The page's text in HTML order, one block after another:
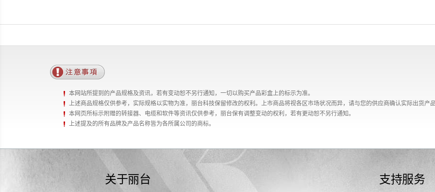
本网站所提到的产品规格及资讯，若有变动恕不另行通知，一切以购买产品彩盒上的标示为准。
上述商品规格仅供参考，实际规格以实物为准，丽台科技保留修改的权利。上市商品将视各区市场状况而异，请与您的供应商确认实际出货产
本网页所标示附赠的转接器、电缆和软件等资讯仅供参考，丽台保有调整变动的权利，若有更动恕不另行通知。
上述提及的所有品牌及产品名称皆为各所属公司的商标。
关于丽台 支持服务